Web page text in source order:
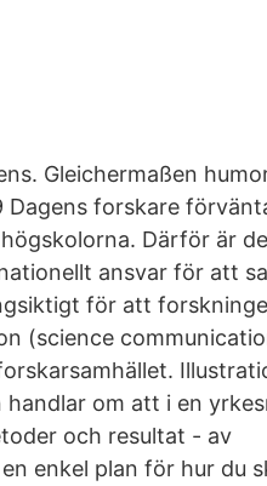
Gleichermaßen
forskare
Därför är
ansvar för att
för att
(science
om att i en
och resultat - av
enkel plan för hur du